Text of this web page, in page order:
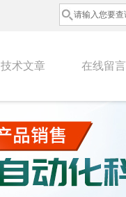
技术文章 在线留言